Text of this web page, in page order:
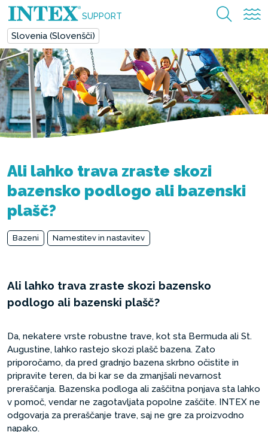
SUPPORT
Slovenia (Slovenšči)
Ali lahko trava zraste skozi
bazensko podlogo ali bazenski
plašč?
Bazeni Namestitev in nastavitev
Ali lahko trava zraste skozi bazensko
podlogo ali bazenski plašč?
Da, nekatere vrste robustne trave, kot sta Bermuda ali St.
Augustine, lahko rastejo skozi plašč bazena. Zato
priporočamo, da pred gradnjo bazena skrbno očistite in
pripravite teren, da bi kar se da zmanjšali nevarnost
preraščanja. Bazenska podloga ali zaščitna ponjava sta lahko
v pomoč, vendar ne zagotavljata popolne zaščite. INTEX ne
odgovarja za preraščanje trave, saj ne gre za proizvodno
napako.